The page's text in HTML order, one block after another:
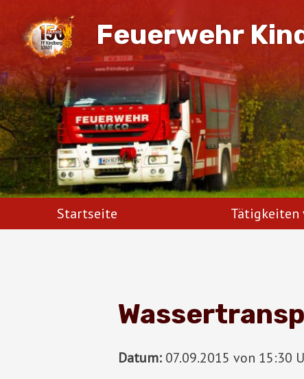
Feuerwehr
Startseite Tätigkeiten
Datum: 07.09.2015 von 15:30